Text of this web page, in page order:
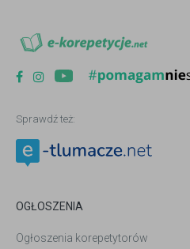
Sprawdź też:
OGŁOSZENIA
Ogłoszenia korepetytorów